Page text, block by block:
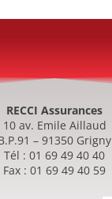
RECCI Assurances
10 av. Emile Aillaud
– 91350 Grigny
Tél : 01 69 49 40 40
Fax : 01 69 49 40 59